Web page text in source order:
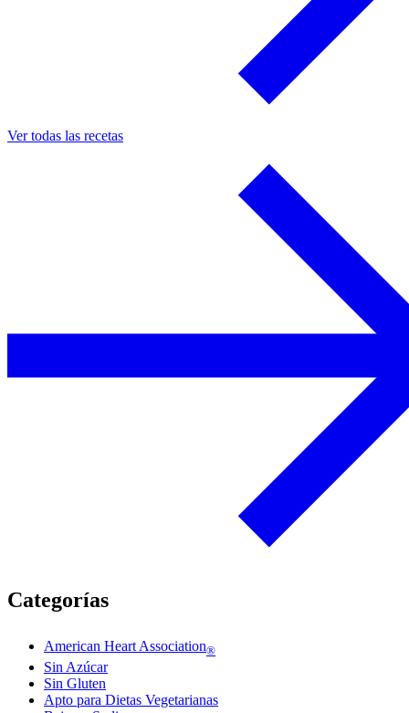
Ver todas las recetas
Categorías
American Heart Association®
Sin Azúcar
Sin Gluten
Apto para Dietas Vegetarianas